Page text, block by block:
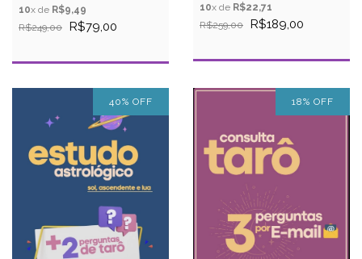
10x de R$9,49
R$249,00
R$79,00
10x de R$22,71
R$259,00
R$189,00
40% OFF 18% OFF